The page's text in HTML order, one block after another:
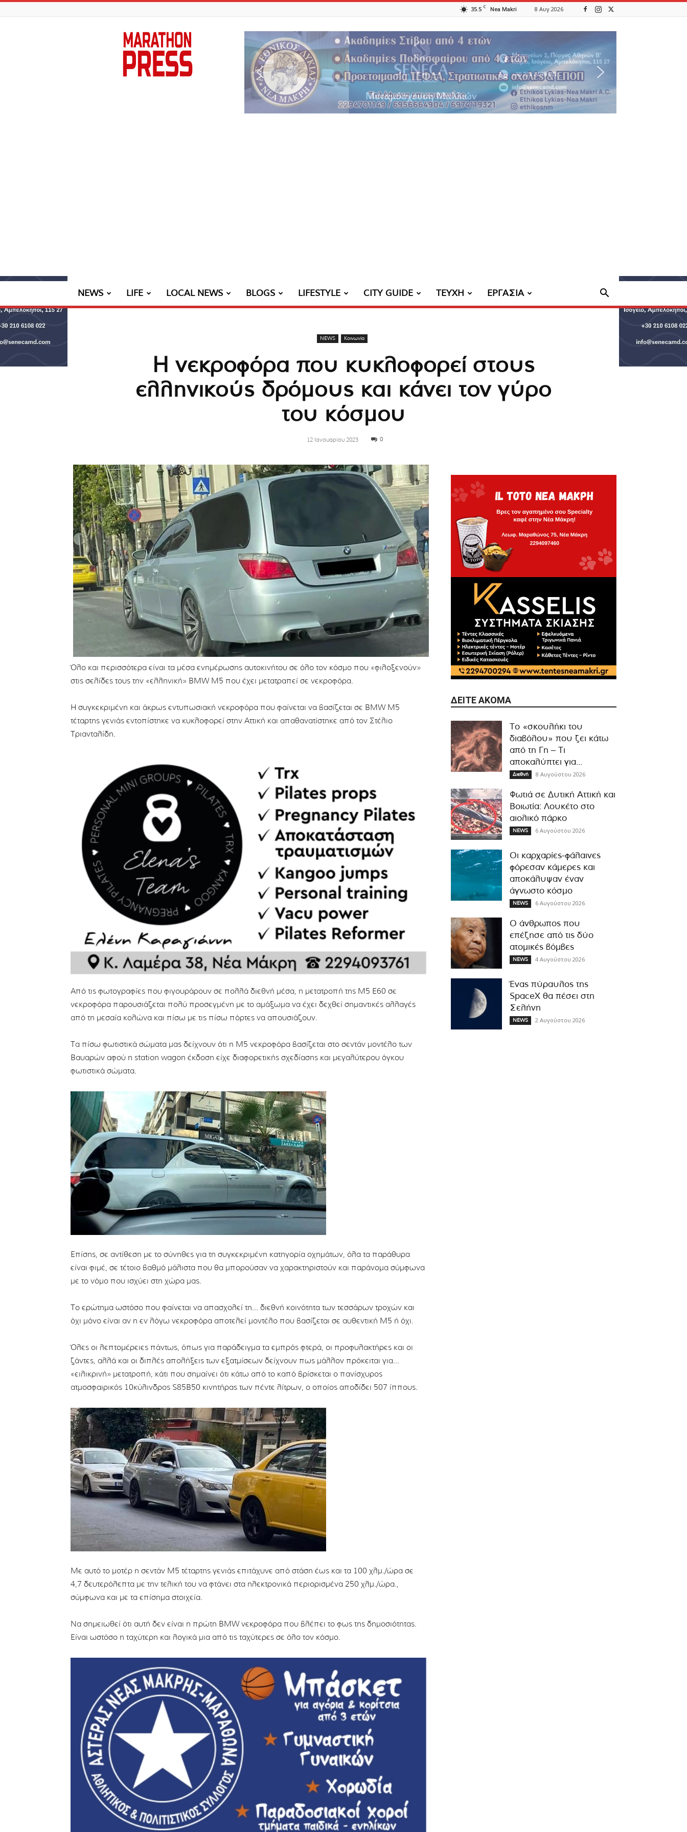
35.5 C Nea Makri 8 Αυγ 2026
Marathon
Press
NEWS LIFE LOCAL NEWS BLOGS LIFESTYLE CITY GUIDE ΤΕΥΧΗ ΕΡΓΑΣΙΑ
NEWS Κοινωνία
Η νεκροφόρα που κυκλοφορεί στους
ελληνικούς δρόμους και κάνει τον γύρο
του κόσμου
12 Ιανουαρίου 2023 0
Όλο και περισσότερα είναι τα μέσα ενημέρωσης αυτοκινήτου σε όλο τον κόσμο που «φιλοξενούν»
στις σελίδες τους την «ελληνική» BMW M5 που έχει μετατραπεί σε νεκροφόρα.
Η συγκεκριμένη και άκρως εντυπωσιακή νεκροφόρα που φαίνεται να βασίζεται σε BMW M5
τέταρτης γενιάς εντοπίστηκε να κυκλοφορεί στην Αττική και απαθανατίστηκε από τον Στέλιο
Τριανταλίδη.
Από τις φωτογραφίες που φιγουράρουν σε πολλά διεθνή μέσα, η μετατροπή της M5 E60 σε
νεκροφόρα παρουσιάζεται πολύ προσεγμένη με το αμάξωμα να έχει δεχθεί σημαντικές αλλαγές
από τη μεσαία κολώνα και πίσω με τις πίσω πόρτες να απουσιάζουν.
Τα πίσω φωτιστικά σώματα μας δείχνουν ότι η M5 νεκροφόρα βασίζεται στο σεντάν μοντέλο των
Βαυαρών αφού η station wagon έκδοση είχε διαφορετικής σχεδίασης και μεγαλύτερου όγκου
φωτιστικά σώματα.
Επίσης, σε αντίθεση με το σύνηθες για τη συγκεκριμένη κατηγορία οχημάτων, όλα τα παράθυρα
είναι φιμέ, σε τέτοιο βαθμό μάλιστα που θα μπορούσαν να χαρακτηριστούν και παράνομα σύμφωνα
με το νόμο που ισχύει στη χώρα μας.
Το ερώτημα ωστόσο που φαίνεται να απασχολεί τη… διεθνή κοινότητα των τεσσάρων τροχών και
όχι μόνο είναι αν η εν λόγω νεκροφόρα αποτελεί μοντέλο που βασίζεται σε αυθεντική M5 ή όχι.
Όλες οι λεπτομέρειες πάντως, όπως για παράδειγμα τα εμπρός φτερά, οι προφυλακτήρες και οι
ζάντες, αλλά και οι διπλές απολήξεις των εξατμίσεων δείχνουν πως μάλλον πρόκειται για…
«ειλικρινή» μετατροπή, κάτι που σημαίνει ότι κάτω από το καπό βρίσκεται ο πανίσχυρος
ατμοσφαιρικός 10κύλινδρος S85B50 κινητήρας των πέντε λίτρων, ο οποίος αποδίδει 507 ίππους.
Με αυτό το μοτέρ η σεντάν M5 τέταρτης γενιάς επιτάχυνε από στάση έως και τα 100 χλμ./ώρα σε
4,7 δευτερόλεπτα με την τελική του να φτάνει στα ηλεκτρονικά περιορισμένα 250 χλμ./ώρα.,
σύμφωνα και με τα επίσημα στοιχεία.
Να σημειωθεί ότι αυτή δεν είναι η πρώτη BMW νεκροφόρα που βλέπει το φως της δημοσιότητας.
Είναι ωστόσο η ταχύτερη και λογικά μια από τις ταχύτερες σε όλο τον κόσμο.
ΔΕΊΤΕ ΑΚΌΜΑ
Το «σκουλήκι του
διαβόλου» που ζει κάτω
από τη Γη – Τι
αποκαλύπτει για...
Διεθνή 8 Αυγούστου 2026
Φωτιά σε Δυτική Αττική και
Βοιωτία: Λουκέτο στο
αιολικό πάρκο
NEWS 6 Αυγούστου 2026
Οι καρχαρίες-φάλαινες
φόρεσαν κάμερες και
αποκάλυψαν έναν
άγνωστο κόσμο
NEWS 6 Αυγούστου 2026
Ο άνθρωπος που
επέζησε από τις δύο
ατομικές βόμβες
NEWS 4 Αυγούστου 2026
Ένας πύραυλος της
SpaceX θα πέσει στη
Σελήνη
NEWS 2 Αυγούστου 2026